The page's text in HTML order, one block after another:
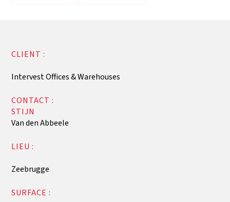
CLIENT :
Intervest Offices & Warehouses
CONTACT :
‍STIJN
Van den Abbeele
LIEU :
Zeebrugge
SURFACE :